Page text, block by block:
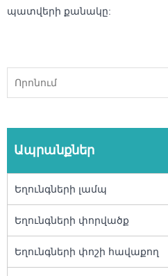
պատվերի քանակը:
Ապրանքներ
Եղունգների լամպ
Եղունգների փորվածք
Եղունգների փոշի հավաքող